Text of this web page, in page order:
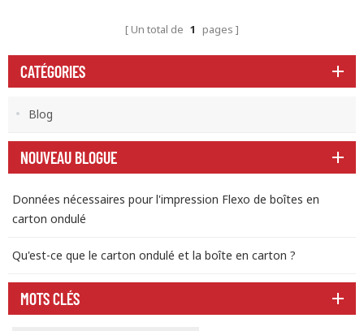
Un total de 1 pages
CATÉGORIES
Blog
NOUVEAU BLOGUE
Données nécessaires pour l'impression Flexo de boîtes en
carton ondulé
Qu'est-ce que le carton ondulé et la boîte en carton ?
MOTS CLÉS